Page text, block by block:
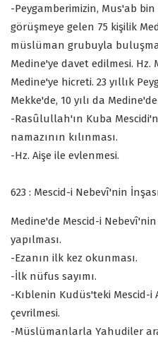
-Peygamberimizin, Mus'ab
görüşmeye gelen 75 kişilik
müslüman grubuyla
Medine'ye davet edilmesi.
Medine'ye hicreti. 23 yıllık
Mekke'de, 10 yılı da
-Rasûlullah'ın Kuba
namazının kılınması.
-Hz. Aişe ile evlenmesi.
623 : Mescid-i Nebevî'nin
Medine'de Mescid-i
yapılması.
-Ezanın ilk kez okunması.
-İlk nüfus sayımı.
-Kıblenin Kudüs'teki Mescid-i
çevrilmesi.
-Müslümanlarla Yahudiler